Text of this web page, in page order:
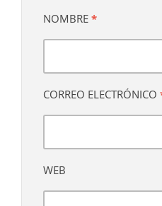
NOMBRE *
CORREO ELECTRÓNICO
WEB